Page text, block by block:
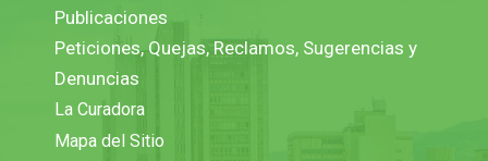
Publicaciones
Peticiones, Quejas, Reclamos, Sugerencias y
Denuncias
La Curadora
Mapa del Sitio